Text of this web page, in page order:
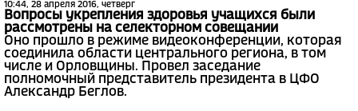
10:44, 28 апреля 2016, четверг
Вопросы укрепления здоровья учащихся были
рассмотрены на селекторном совещании
Оно прошло в режиме видеоконференции, которая
соединила области центрального региона, в том
числе и Орловщины. Провел заседание
полномочный представитель президента в ЦФО
Александр Беглов.